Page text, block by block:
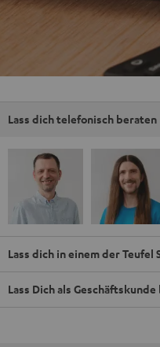
Lass dich telefonisch beraten
Lass dich in einem der Teufel
Lass Dich als